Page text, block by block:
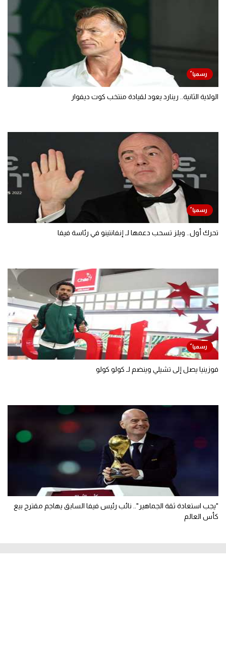
الولاية الثانية.. رينارد يعود لقيادة منتخب كوت ديفوار
تحرك أول.. ويلز تسحب دعمها لـ إنفانتينو في رئاسة فيفا
فوزينيا يصل إلى تشيلي وينضم لـ كولو كولو
"يجب استعادة ثقة الجماهير".. نائب رئيس فيفا السابق يهاجم مقترح بيع
كأس العالم